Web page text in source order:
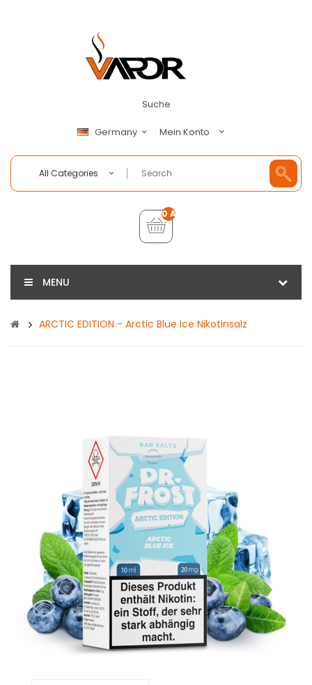
Suche
Germany Mein Konto
All Categories
0 Artikel - €0,00
MENU
ARCTIC EDITION - Arctic Blue Ice Nikotinsalz